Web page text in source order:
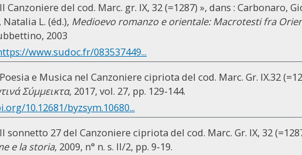
Canzoniere del cod. Marc. gr. IX, 32 (=1287) », dans : Carbonaro,
L. (éd.), Medioevo romanzo e orientale: Macrotesti fra
2003
www.sudoc.fr/083537449...
e Musica nel Canzoniere cipriota del cod. Marc. Gr. IX.32
Σύμμεικτα, 2017, vol. 27, pp. 129-144.
10.12681/byzsym.10680...
sonnetto 27 del Canzoniere cipriota del cod. Marc. Gr. IX, 32
e la storia, 2009, n° n. s. II/2, pp. 9-19.